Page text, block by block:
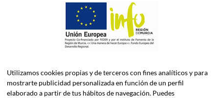
Utilizamos cookies propias y de terceros con fines analíticos y para
mostrarte publicidad personalizada en función de un perfil
elaborado a partir de tus hábitos de navegación. Puedes